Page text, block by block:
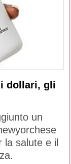
dollari, gli
un
la salute e il